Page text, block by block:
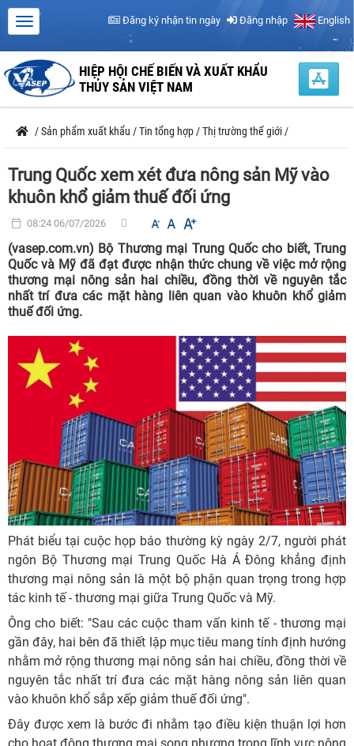
Đăng ký nhận tin ngày Đăng nhập English
HIỆP HỘI CHẾ BIẾN VÀ XUẤT KHẨU
THỦY SẢN VIỆT NAM
/Sản phẩm xuất khẩu /Tin tổng hợp /Thị trường thế giới /
Trung Quốc xem xét đưa nông sản Mỹ vào
khuôn khổ giảm thuế đối ứng
08:24 06/07/2026
(vasep.com.vn) Bộ Thương mại Trung Quốc cho biết, Trung
Quốc và Mỹ đã đạt được nhận thức chung về việc mở rộng
thương mại nông sản hai chiều, đồng thời về nguyên tắc
nhất trí đưa các mặt hàng liên quan vào khuôn khổ giảm
thuế đối ứng.
Phát biểu tại cuộc họp báo thường kỳ ngày 2/7, người phát
ngôn Bộ Thương mại Trung Quốc Hà Á Đông khẳng định
thương mại nông sản là một bộ phận quan trọng trong hợp
tác kinh tế - thương mại giữa Trung Quốc và Mỹ.
Ông cho biết: "Sau các cuộc tham vấn kinh tế - thương mại
gần đây, hai bên đã thiết lập mục tiêu mang tính định hướng
nhằm mở rộng thương mại nông sản hai chiều, đồng thời về
nguyên tắc nhất trí đưa các mặt hàng nông sản liên quan
vào khuôn khổ sắp xếp giảm thuế đối ứng".
Đây được xem là bước đi nhằm tạo điều kiện thuận lợi hơn